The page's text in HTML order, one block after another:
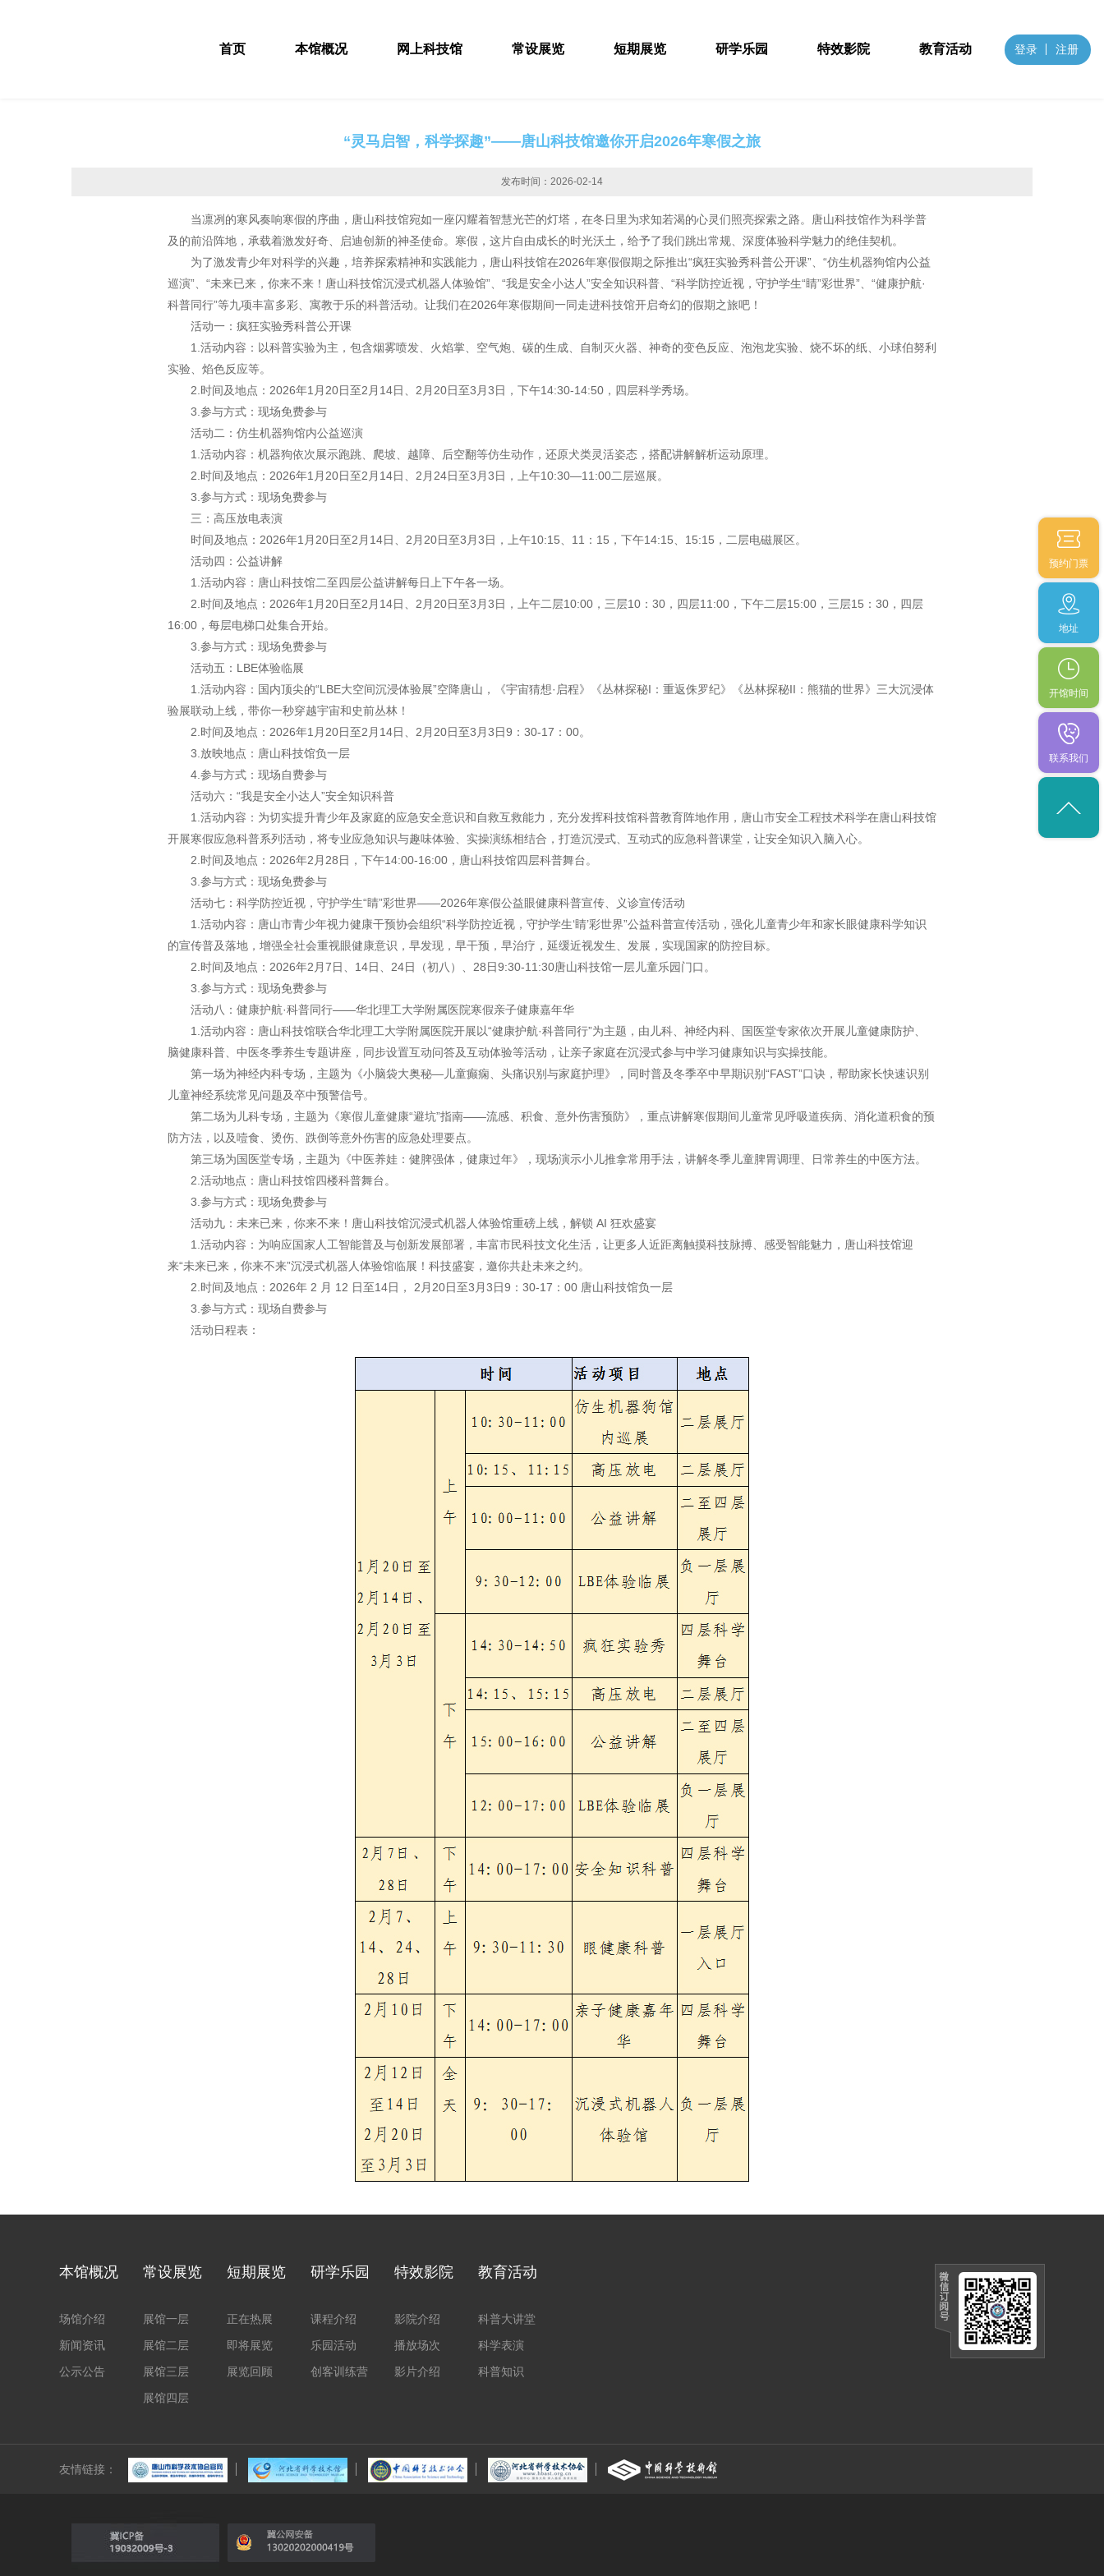
首页 本馆概况 网上科技馆 常设展览 短期展览 研学乐园 特效影院 教育活动 登录 注册
“灵马启智，科学探趣”——唐山科技馆邀你开启2026年寒假之旅
发布时间：2026-02-14
当凛冽的寒风奏响寒假的序曲，唐山科技馆宛如一座闪耀着智慧光芒的灯塔，在冬日里为求知若渴的心灵们照亮探索之路。唐山科技馆作为科学普
及的前沿阵地，承载着激发好奇、启迪创新的神圣使命。寒假，这片自由成长的时光沃土，给予了我们跳出常规、深度体验科学魅力的绝佳契机。
为了激发青少年对科学的兴趣，培养探索精神和实践能力，唐山科技馆在2026年寒假假期之际推出“疯狂实验秀科普公开课”、“仿生机器狗馆内公益
巡演”、“未来已来，你来不来！唐山科技馆沉浸式机器人体验馆”、“我是安全小达人”安全知识科普、“科学防控近视，守护学生“睛”彩世界”、“健康护航·
科普同行”等九项丰富多彩、寓教于乐的科普活动。让我们在2026年寒假期间一同走进科技馆开启奇幻的假期之旅吧！
活动一：疯狂实验秀科普公开课
1.活动内容：以科普实验为主，包含烟雾喷发、火焰掌、空气炮、碳的生成、自制灭火器、神奇的变色反应、泡泡龙实验、烧不坏的纸、小球伯努利
实验、焰色反应等。
2.时间及地点：2026年1月20日至2月14日、2月20日至3月3日，下午14:30-14:50，四层科学秀场。
3.参与方式：现场免费参与
活动二：仿生机器狗馆内公益巡演
1.活动内容：机器狗依次展示跑跳、爬坡、越障、后空翻等仿生动作，还原犬类灵活姿态，搭配讲解解析运动原理。
2.时间及地点：2026年1月20日至2月14日、2月24日至3月3日，上午10:30—11:00二层巡展。
3.参与方式：现场免费参与
三：高压放电表演
时间及地点：2026年1月20日至2月14日、2月20日至3月3日，上午10:15、11：15，下午14:15、15:15，二层电磁展区。
活动四：公益讲解
1.活动内容：唐山科技馆二至四层公益讲解每日上下午各一场。
2.时间及地点：2026年1月20日至2月14日、2月20日至3月3日，上午二层10:00，三层10：30，四层11:00，下午二层15:00，三层15：30，四层
16:00，每层电梯口处集合开始。
3.参与方式：现场免费参与
活动五：LBE体验临展
1.活动内容‌：国内顶尖的“LBE大空间沉浸体验展”空降唐山，《宇宙猜想·启程》《丛林探秘I：重返侏罗纪》《丛林探秘II：熊猫的世界》三大沉浸体
验展联动上线，带你一秒穿越宇宙和史前丛林！
2.时间及地点‌：2026年1月20日至2月14日、2月20日至3月3日9：30-17：00。
3.放映地点：唐山科技馆负一层
4.参与方式：现场自费参与
活动六：“我是安全小达人”安全知识科普
1.活动内容‌：为切实提升青少年及家庭的应急安全意识和自救互救能力，充分发挥科技馆科普教育阵地作用，唐山市安全工程技术科学在唐山科技馆
开展寒假应急科普系列活动，将专业应急知识与趣味体验、实操演练相结合，打造沉浸式、互动式的应急科普课堂，让安全知识入脑入心。
2.时间及地点‌：2026年2月28日，下午14:00-16:00，唐山科技馆四层科普舞台。
3.参与方式：现场免费参与
活动七：科学防控近视，守护学生“睛”彩世界——2026年寒假公益眼健康科普宣传、义诊宣传活动
1.活动内容‌：唐山市青少年视力健康干预协会组织“科学防控近视，守护学生‘睛’彩世界”公益科普宣传活动，强化儿童青少年和家长眼健康科学知识
的宣传普及落地，增强全社会重视眼健康意识，早发现，早干预，早治疗，延缓近视发生、发展，实现国家的防控目标。
2.时间及地点‌：2026年2月7日、14日、24日（初八）、28日9:30-11:30唐山科技馆一层儿童乐园门口。
3.参与方式：现场免费参与
活动八：健康护航·科普同行——华北理工大学附属医院寒假亲子健康嘉年华
1.活动内容‌：唐山科技馆联合华北理工大学附属医院开展以“健康护航·科普同行”为主题，由儿科、神经内科、国医堂专家依次开展儿童健康防护、
脑健康科普、中医冬季养生专题讲座，同步设置互动问答及互动体验等活动，让亲子家庭在沉浸式参与中学习健康知识与实操技能。
第一场为神经内科专场，主题为《小脑袋大奥秘—儿童癫痫、头痛识别与家庭护理》，同时普及冬季卒中早期识别“FAST”口诀，帮助家长快速识别
儿童神经系统常见问题及卒中预警信号。
第二场为儿科专场，主题为《寒假儿童健康“避坑”指南——流感、积食、意外伤害预防》，重点讲解寒假期间儿童常见呼吸道疾病、消化道积食的预
防方法，以及噎食、烫伤、跌倒等意外伤害的应急处理要点。
第三场为国医堂专场，主题为《中医养娃：健脾强体，健康过年》，现场演示小儿推拿常用手法，讲解冬季儿童脾胃调理、日常养生的中医方法。
2.活动地点：唐山科技馆四楼科普舞台。
3.参与方式：现场免费参与
活动九：未来已来，你来不来！唐山科技馆沉浸式机器人体验馆重磅上线，解锁 AI 狂欢盛宴
1.活动内容‌：为响应国家人工智能普及与创新发展部署，丰富市民科技文化生活，让更多人近距离触摸科技脉搏、感受智能魅力，唐山科技馆迎
来“未来已来，你来不来”沉浸式机器人体验馆临展！科技盛宴，邀你共赴未来之约。
2.时间及地点‌：2026年 2 月 12 日至14日， 2月20日至3月3日9：30-17：00 唐山科技馆负一层
3.参与方式：现场自费参与
活动日程表：
预约门票
地址
开馆时间
联系我们
本馆概况
场馆介绍
新闻资讯
公示公告
常设展览
展馆一层
展馆二层
展馆三层
展馆四层
短期展览
正在热展
即将展览
展览回顾
研学乐园
课程介绍
乐园活动
创客训练营
特效影院
影院介绍
播放场次
影片介绍
教育活动
科普大讲堂
科学表演
科普知识
友情链接：